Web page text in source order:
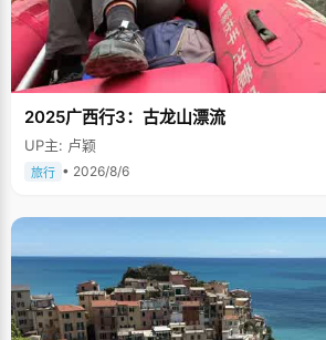
2025广西行3：古龙山漂流
UP主: 卢颖
旅行 • 2026/8/6